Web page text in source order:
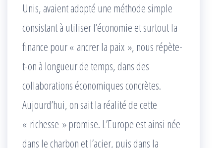
Unis, avaient adopté une méthode simple
consistant à utiliser l’économie et surtout la
finance pour « ancrer la paix », nous répète-
t-on à longueur de temps, dans des
collaborations économiques concrètes.
Aujourd’hui, on sait la réalité de cette
« richesse » promise. L’Europe est ainsi née
dans le charbon et l’acier, puis dans la